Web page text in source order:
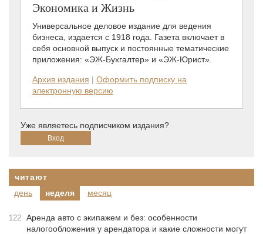
Экономика и Жизнь
Универсальное деловое издание для ведения
бизнеса, издается с 1918 года. Газета включает в
себя основной выпуск и постоянные тематические
приложения: «ЭЖ-Бухгалтер» и «ЭЖ-Юрист».
Архив издания | Оформить подписку на
электронную версию
Уже являетесь подписчиком издания?
читают
день
неделя месяц
122 Аренда авто с экипажем и без: особенности
налогообложения у арендатора и какие сложности могут